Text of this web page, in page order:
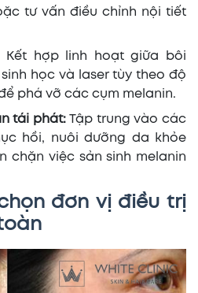
tư vấn điều chỉnh nội tiết
Kết hợp linh hoạt giữa bôi
học và laser tùy theo độ
phá vỡ các cụm melanin.
tái phát:Tập trung vào các
hồi, nuôi dưỡng da khỏe
chặn việc sản sinh melanin
đơn vị điều trị